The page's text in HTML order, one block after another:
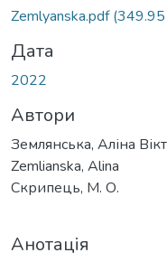
Zemlyanska.pdf(349.95
Дата
2022
Автори
Землянська, Аліна
Zemlianska, Alina
Скрипець, М. О.
Анотація